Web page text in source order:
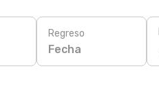
Regreso
Fecha